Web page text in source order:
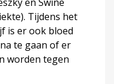
Tijdens het
is er ook bloed
te gaan of er
worden tegen